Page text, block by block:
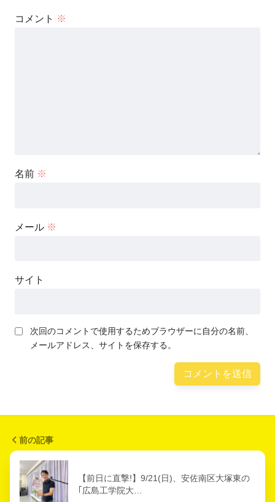
コメント ※
名前 ※
メール ※
サイト
次回のコメントで使用するためブラウザーに自分の名前、
メールアドレス、サイトを保存する。
前の記事
【前日に直撃!】9/21(日)、安佐南区大塚東の
｢広島工学院大…